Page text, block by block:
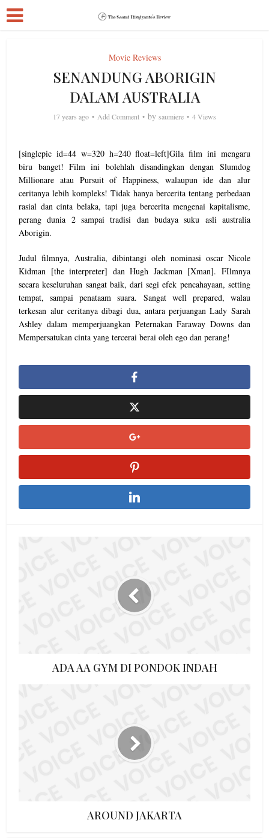
Movie Reviews
SENANDUNG ABORIGIN
DALAM AUSTRALIA
17 years ago Add Comment by saumiere 4 Views
[singlepic id=44 w=320 h=240 float=left]Gila film ini mengaru
biru banget! Film ini bolehlah disandingkan dengan Slumdog
Millionare atau Pursuit of Happiness, walaupun ide dan alur
ceritanya lebih kompleks! Tidak hanya bercerita tentang perbedaan
rasial dan cinta belaka, tapi juga bercerita mengenai kapitalisme,
perang dunia 2 sampai tradisi dan budaya suku asli australia
Aborigin.
Judul filmnya, Australia, dibintangi oleh nominasi oscar Nicole
Kidman [the interpreter] dan Hugh Jackman [Xman]. FIlmnya
secara keseluruhan sangat baik, dari segi efek pencahayaan, setting
tempat, sampai penataam suara. Sangat well prepared, walau
terkesan alur ceritanya dibagi dua, antara perjuangan Lady Sarah
Ashley dalam memperjuangkan Peternakan Faraway Downs dan
Mempersatukan cinta yang tercerai berai oleh ego dan perang!
ADA AA GYM DI PONDOK INDAH
AROUND JAKARTA